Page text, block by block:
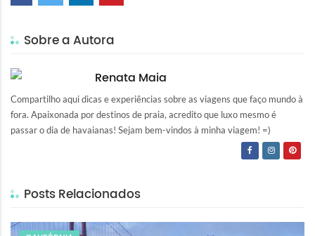
Sobre a Autora
Renata Maia
Compartilho aqui dicas e experiências sobre as viagens que faço mundo à
fora. Apaixonada por destinos de praia, acredito que luxo mesmo é
passar o dia de havaianas! Sejam bem-vindos à minha viagem! =)
Posts Relacionados